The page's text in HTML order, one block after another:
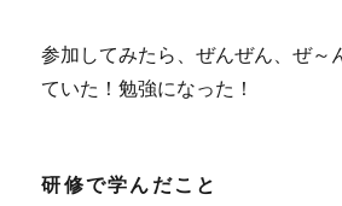
参加してみたら、ぜんぜん、ぜ～
ていた！勉強になった！
研修で学んだこと